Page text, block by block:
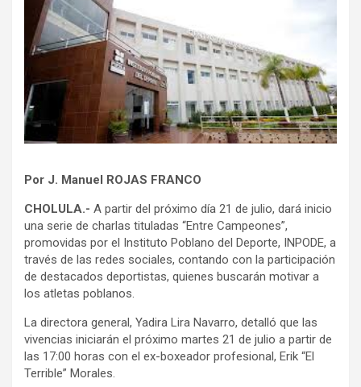
Por J. Manuel ROJAS FRANCO
CHOLULA.- A partir del próximo día 21 de julio, dará inicio
una serie de charlas tituladas “Entre Campeones”,
promovidas por el Instituto Poblano del Deporte, INPODE, a
través de las redes sociales, contando con la participación
de destacados deportistas, quienes buscarán motivar a
los atletas poblanos.
La directora general, Yadira Lira Navarro, detalló que las
vivencias iniciarán el próximo martes 21 de julio a partir de
las 17:00 horas con el ex-boxeador profesional, Erik “El
Terrible” Morales.